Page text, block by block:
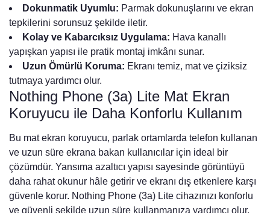
Dokunmatik Uyumlu: Parmak dokunuşlarını ve ekran
tepkilerini sorunsuz şekilde iletir.
Kolay ve Kabarcıksız Uygulama: Hava kanallı
yapışkan yapısı ile pratik montaj imkânı sunar.
Uzun Ömürlü Koruma: Ekranı temiz, mat ve çiziksiz
tutmaya yardımcı olur.
Nothing Phone (3a) Lite Mat Ekran
Koruyucu ile Daha Konforlu Kullanım
Bu mat ekran koruyucu, parlak ortamlarda telefon kullanan
ve uzun süre ekrana bakan kullanıcılar için ideal bir
çözümdür. Yansıma azaltıcı yapısı sayesinde görüntüyü
daha rahat okunur hâle getirir ve ekranı dış etkenlere karşı
güvenle korur. Nothing Phone (3a) Lite cihazınızı konforlu
ve güvenli şekilde uzun süre kullanmanıza yardımcı olur.